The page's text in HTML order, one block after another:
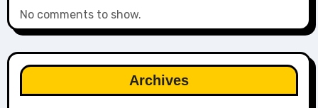
No comments to show.
Archives